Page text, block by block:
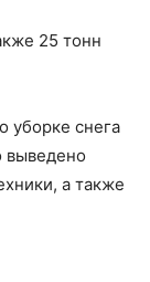
25 тонн
уборке снега
выведено
а также